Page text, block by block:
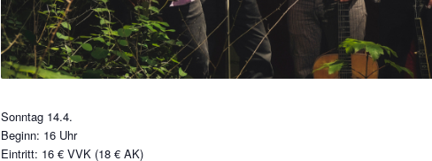
Sonntag 14.4.
Beginn: 16 Uhr
Eintritt: 16 € VVK (18 € AK)